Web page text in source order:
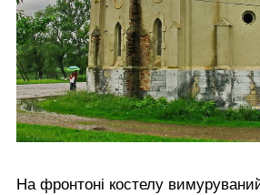
На фронтоні костелу